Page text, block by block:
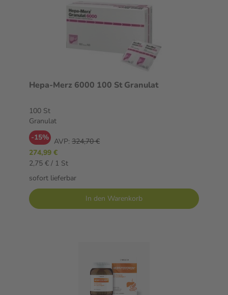
Hepa-Merz 6000 100 St Granulat
100 St
Granulat
-15% AVP: 324,70 €
274,99 €
2,75 € / 1 St
sofort lieferbar
In den Warenkorb